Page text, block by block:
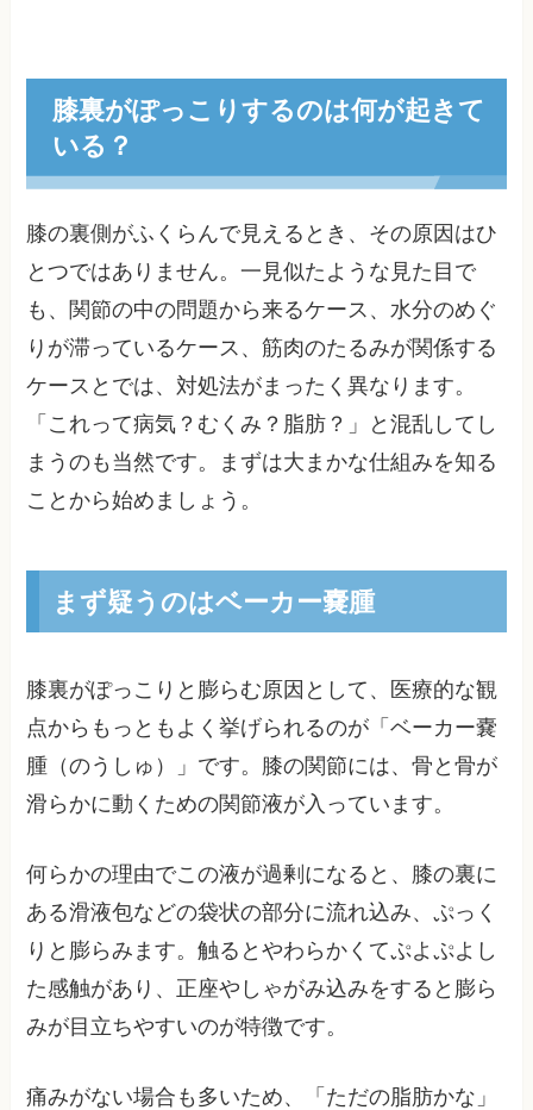
膝裏がぽっこりするのは何が起きて
いる？
膝の裏側がふくらんで見えるとき、その原因はひ
とつではありません。一見似たような見た目で
も、関節の中の問題から来るケース、水分のめぐ
りが滞っているケース、筋肉のたるみが関係する
ケースとでは、対処法がまったく異なります。
「これって病気？むくみ？脂肪？」と混乱してし
まうのも当然です。まずは大まかな仕組みを知る
ことから始めましょう。
まず疑うのはベーカー嚢腫
膝裏がぽっこりと膨らむ原因として、医療的な観
点からもっともよく挙げられるのが「ベーカー嚢
腫（のうしゅ）」です。膝の関節には、骨と骨が
滑らかに動くための関節液が入っています。
何らかの理由でこの液が過剰になると、膝の裏に
ある滑液包などの袋状の部分に流れ込み、ぷっく
りと膨らみます。触るとやわらかくてぷよぷよし
た感触があり、正座やしゃがみ込みをすると膨ら
みが目立ちやすいのが特徴です。
痛みがない場合も多いため、「ただの脂肪かな」